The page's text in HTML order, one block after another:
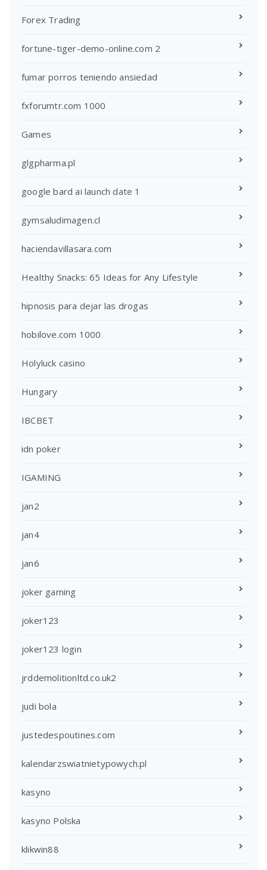
Forex Trading
fortune-tiger-demo-online.com 2
fumar porros teniendo ansiedad
fxforumtr.com 1000
Games
glgpharma.pl
google bard ai launch date 1
gymsaludimagen.cl
haciendavillasara.com
Healthy Snacks: 65 Ideas for Any Lifestyle
hipnosis para dejar las drogas
hobilove.com 1000
Holyluck casino
Hungary
IBCBET
idn poker
IGAMING
jan2
jan4
jan6
joker gaming
joker123
joker123 login
jrddemolitionltd.co.uk2
judi bola
justedespoutines.com
kalendarzswiatnietypowych.pl
kasyno
kasyno Polska
klikwin88